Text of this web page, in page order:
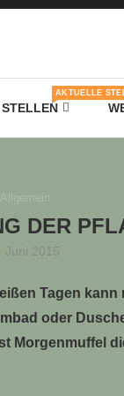
STELLEN
AKTUELLE
DER
Juni 2015
Tagen
oder
Morgenmuffel